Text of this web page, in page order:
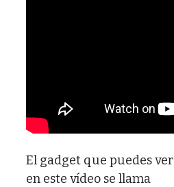
El gadget que puedes ver
en este vídeo se llama